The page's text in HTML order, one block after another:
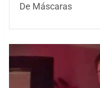
De Máscaras